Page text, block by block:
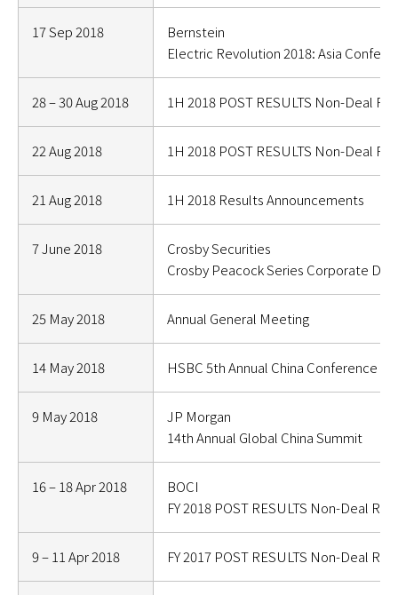
17 Sep 2018
Bernstein
Electric Revolution 2018: Asia
28 – 30 Aug 2018 1H 2018 POST RESULTS Non-Deal
22 Aug 2018 1H 2018 POST RESULTS Non-Deal
21 Aug 2018 1H 2018 Results Announcements
7 June 2018
Crosby Securities
Crosby Peacock Series Corporate Day
25 May 2018 Annual General Meeting
14 May 2018 HSBC 5th Annual China Conference
9 May 2018
JP Morgan
14th Annual Global China Summit
16 – 18 Apr 2018
BOCI
FY 2018 POST RESULTS Non-Deal
9 – 11 Apr 2018 FY 2017 POST RESULTS Non-Deal